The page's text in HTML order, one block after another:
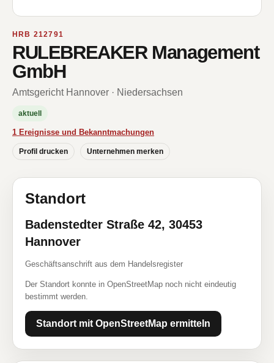
HRB 212791
RULEBREAKER Management
GmbH
Amtsgericht Hannover · Niedersachsen
aktuell
1 Ereignisse und Bekanntmachungen
Profil drucken Unternehmen merken
Standort
Badenstedter Straße 42, 30453
Hannover
Geschäftsanschrift aus dem Handelsregister
Der Standort konnte in OpenStreetMap noch nicht eindeutig
bestimmt werden.
Standort mit OpenStreetMap ermitteln